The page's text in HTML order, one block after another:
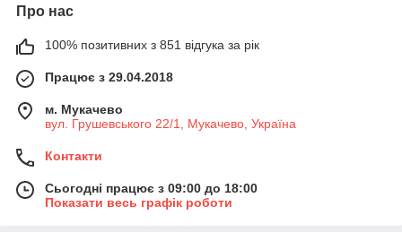
Про нас
100% позитивних з 851 відгука за рік
Працює з 29.04.2018
м. Мукачево
вул. Грушевського 22/1, Мукачево, Україна
Контакти
Сьогодні працює з 09:00 до 18:00
Показати весь графік роботи